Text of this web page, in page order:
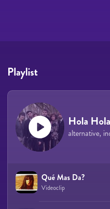
Playlist
Hola
alternative,
Qué Mas Da?
Videoclip